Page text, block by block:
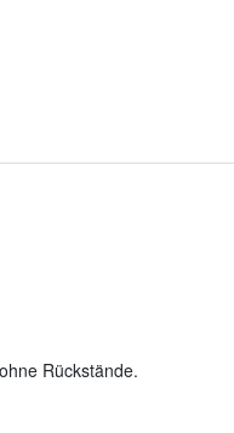
Rückstände.